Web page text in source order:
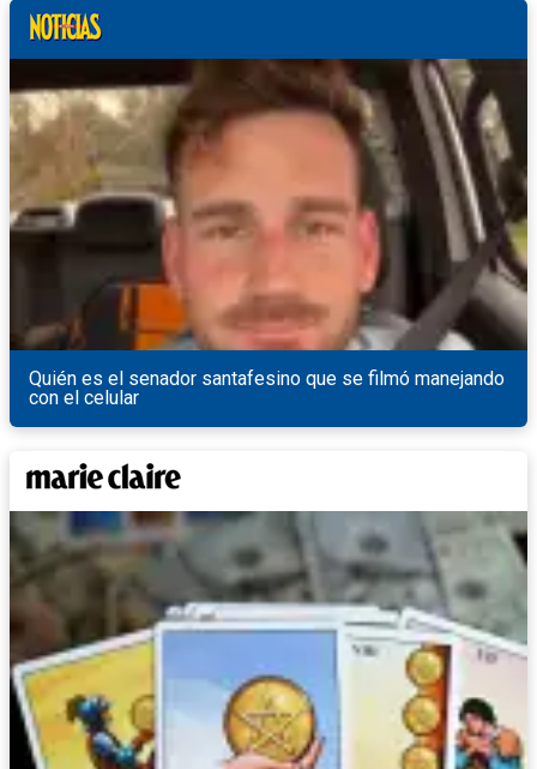
Quién es el senador santafesino que se filmó manejando
con el celular